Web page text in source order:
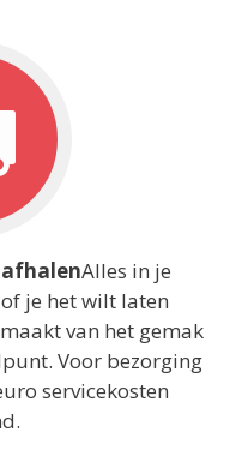
Alles in je
je het wilt laten
van het gemak
Voor bezorging
servicekosten